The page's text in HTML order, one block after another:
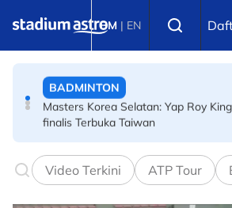
BM | EN
Masters Korea Selatan: Yap Roy
OLAHRAGA
9.94 saat! Tate Taylor muncul pelari
remaja dunia
Video Terkini ATP Tour